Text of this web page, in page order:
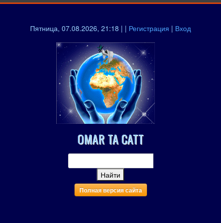
Пятница, 07.08.2026, 21:18 | | Регистрация | Вход
OMAR TA CATT
Полная версия сайта